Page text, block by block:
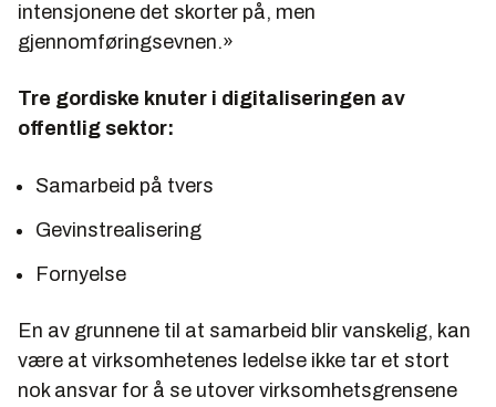
intensjonene det skorter på, men
gjennomføringsevnen.»
Tre gordiske knuter i digitaliseringen av
offentlig sektor:
Samarbeid på tvers
Gevinstrealisering
Fornyelse
En av grunnene til at samarbeid blir vanskelig, kan
være at virksomhetenes ledelse ikke tar et stort
nok ansvar for å se utover virksomhetsgrensene